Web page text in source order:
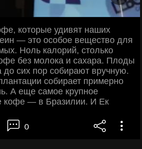
которые удивят наших
— это особое вещество для
Ноль калорий, столько
без молока и сахара. Плоды
до сих пор собирают вручную.
собирает примерно
А еще самое крупное
кофе — в Бразилии. И Ек
0